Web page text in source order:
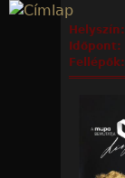
Helyszín:
Időpont:
Fellépők: